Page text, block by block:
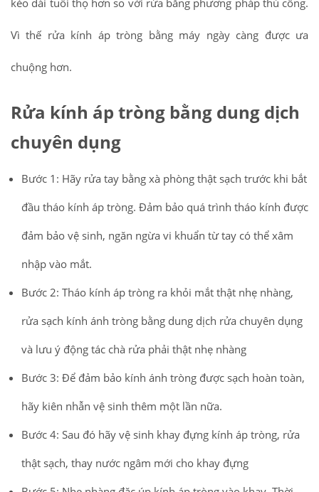
Vì thế rửa kính áp tròng bằng máy ngày càng được ưa
chuộng hơn.
Rửa kính áp tròng bằng dung dịch
chuyên dụng
Bước 1: Hãy rửa tay bằng xà phòng thật sạch trước khi bắt
đầu tháo kính áp tròng. Đảm bảo quá trình tháo kính được
đảm bảo vệ sinh, ngăn ngừa vi khuẩn từ tay có thể xâm
nhập vào mắt.
Bước 2: Tháo kính áp tròng ra khỏi mắt thật nhẹ nhàng,
rửa sạch kính ánh tròng bằng dung dịch rửa chuyên dụng
và lưu ý động tác chà rửa phải thật nhẹ nhàng
Bước 3: Để đảm bảo kính ánh tròng được sạch hoàn toàn,
hãy kiên nhẫn vệ sinh thêm một lần nữa.
Bước 4: Sau đó hãy vệ sinh khay đựng kính áp tròng, rửa
thật sạch, thay nước ngâm mới cho khay đựng